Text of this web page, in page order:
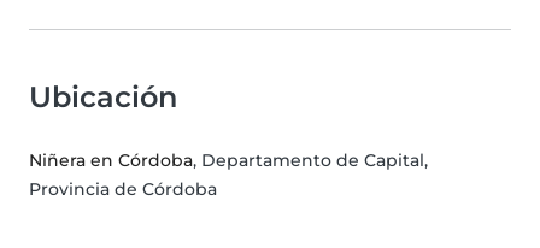
Ubicación
Niñera en Córdoba, Departamento de Capital,
Provincia de Córdoba